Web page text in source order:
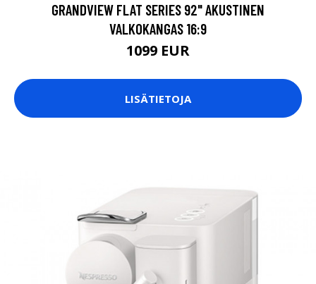
GRANDVIEW FLAT SERIES 92" AKUSTINEN
VALKOKANGAS 16:9
1099 EUR
LISÄTIETOJA